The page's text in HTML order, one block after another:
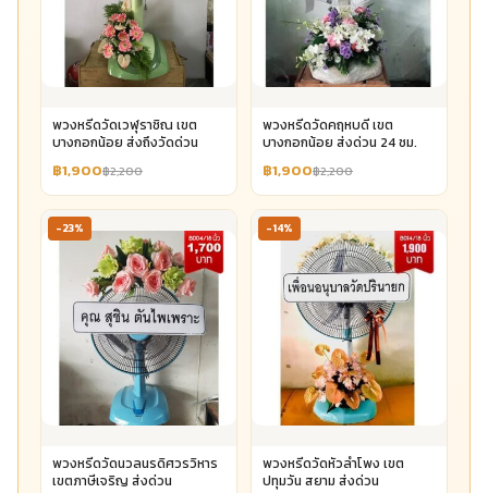
พวงหรีดวัดเวฬุราชิณ เขต
บางกอกน้อย ส่งถึงวัดด่วน
฿1,900฿2,200
พวงหรีดวัดคฤหบดี เขต
บางกอกน้อย ส่งด่วน 24 ชม.
฿1,900฿2,200
-23%
พวงหรีดวัดนวลนรดิศวรวิหาร
เขตภาษีเจริญ ส่งด่วน
-14%
พวงหรีดวัดหัวลำโพง เขต
ปทุมวัน สยาม ส่งด่วน